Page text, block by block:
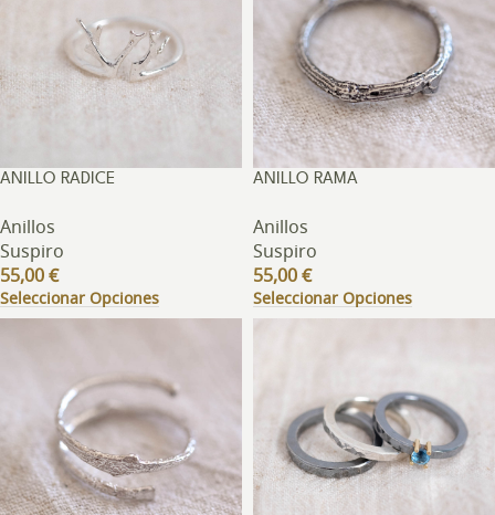
ANILLO RADICE
Anillos
Suspiro
55,00€
Seleccionar Opciones
ANILLO RAMA
Anillos
Suspiro
55,00€
Seleccionar Opciones